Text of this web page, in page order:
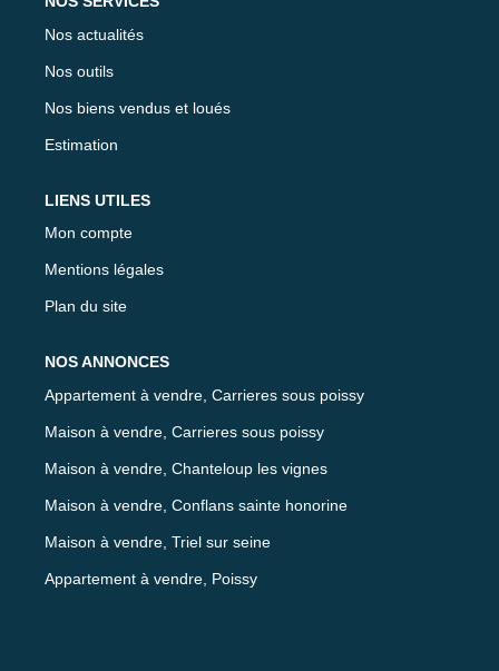
Nos actualités
Nos outils
Nos biens vendus et loués
Estimation
LIENS UTILES
Mon compte
Mentions légales
Plan du site
NOS ANNONCES
Appartement à vendre, Carrieres sous poissy
Maison à vendre, Carrieres sous poissy
Maison à vendre, Chanteloup les vignes
Maison à vendre, Conflans sainte honorine
Maison à vendre, Triel sur seine
Appartement à vendre, Poissy